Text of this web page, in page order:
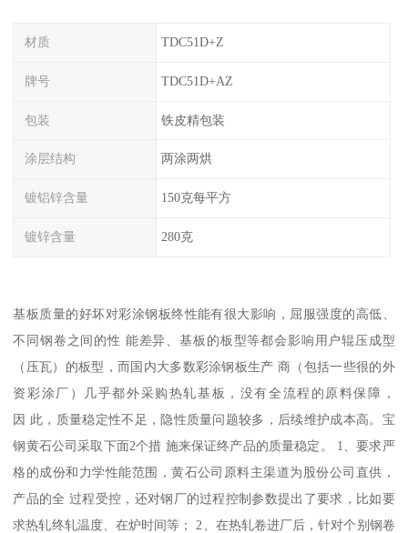
材质 TDC51D+Z
牌号 TDC51D+AZ
包装 铁皮精包装
涂层结构 两涂两烘
镀铝锌含量 150克每平方
镀锌含量 280克
基板质量的好坏对彩涂钢板终性能有很大影响，屈服强度的高低、
不同钢卷之间的性 能差异、基板的板型等都会影响用户辊压成型
（压瓦）的板型，而国内大多数彩涂钢板生产 商（包括一些很的外
资彩涂厂）几乎都外采购热轧基板，没有全流程的原料保障，
因 此，质量稳定性不足，隐性质量问题较多，后续维护成本高。宝
钢黄石公司采取下面2个措 施来保证终产品的质量稳定。 1、要求严
格的成份和力学性能范围，黄石公司原料主渠道为股份公司直供，
产品的全 过程受控，还对钢厂的过程控制参数提出了要求，比如要
求热轧终轧温度、在炉时间等； 2、在热轧卷进厂后，针对个别钢卷